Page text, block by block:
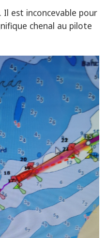
Il est inconcevable pour
chenal au pilote